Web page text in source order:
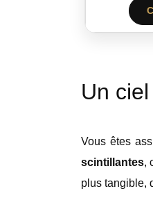
Un
Vous êtes
scintillantes,
plus tangible,